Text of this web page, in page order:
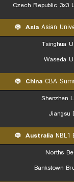
Czech Republic 3x3
Asia Asian
Tsinghua
Waseda
China CBA
Shenzhen
Jiangsu
Australia NBL1
Norths
Bankstown